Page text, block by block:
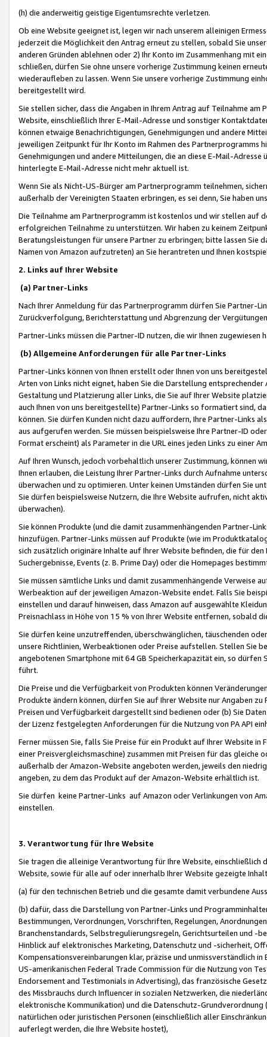
(h) die anderweitig geistige Eigentumsrechte verletzen.
Ob eine Website geeignet ist, legen wir nach unserem alleinigen
jederzeit die Möglichkeit den Antrag erneut zu stellen, sobald Sie
anderen Gründen ablehnen oder 2) Ihr Konto im Zusammenhang mit
schließen, dürfen Sie ohne unsere vorherige Zustimmung keinen
wiederaufleben zu lassen. Wenn Sie unsere vorherige Zustimmung
bereitgestellt wird.
Sie stellen sicher, dass die Angaben in Ihrem Antrag auf Teilnahme
Website, einschließlich Ihrer E-Mail-Adresse und sonstiger
können etwaige Benachrichtigungen, Genehmigungen und andere
jeweiligen Zeitpunkt für Ihr Konto im Rahmen des Partnerprogramms
Genehmigungen und andere Mitteilungen, die an diese E-Mail-
hinterlegte E-Mail-Adresse nicht mehr aktuell ist.
Wenn Sie als Nicht-US-Bürger am Partnerprogramm teilnehmen,
außerhalb der Vereinigten Staaten erbringen, es sei denn, Sie haben
Die Teilnahme am Partnerprogramm ist kostenlos und wir stellen auf
erfolgreichen Teilnahme zu unterstützen. Wir haben zu keinem
Beratungsleistungen für unsere Partner zu erbringen; bitte lassen Sie
Namen von Amazon aufzutreten) an Sie herantreten und Ihnen
2. Links auf Ihrer Website
(a) Partner-Links
Nach Ihrer Anmeldung für das Partnerprogramm dürfen Sie Partner-
Zurückverfolgung, Berichterstattung und Abgrenzung der
Partner-Links müssen die Partner-ID nutzen, die wir Ihnen zugewiesen
(b) Allgemeine Anforderungen für alle Partner-Links
Partner-Links können von Ihnen erstellt oder Ihnen von uns
Arten von Links nicht eignet, haben Sie die Darstellung
Gestaltung und Platzierung aller Links, die Sie auf Ihrer Website
auch Ihnen von uns bereitgestellte) Partner-Links so formatiert sind,
können. Sie dürfen Kunden nicht dazu auffordern, Ihre Partner-Links
aus aufgerufen werden. Sie müssen beispielsweise Ihre Partner-ID
Format erscheint) als Parameter in die URL eines jeden Links zu einer
Auf Ihren Wunsch, jedoch vorbehaltlich unserer Zustimmung, können
Ihnen erlauben, die Leistung Ihrer Partner-Links durch Aufnahme
überwachen und zu optimieren. Unter keinen Umständen dürfen Sie
Sie dürfen beispielsweise Nutzern, die Ihre Website aufrufen, nicht
überwachen).
Sie können Produkte (und die damit zusammenhängenden Partner-
hinzufügen. Partner-Links müssen auf Produkte (wie im
sich zusätzlich originäre Inhalte auf Ihrer Website befinden, die für
Suchergebnisse, Events (z. B. Prime Day) oder die Homepages
Sie müssen sämtliche Links und damit zusammenhängende
Werbeaktion auf der jeweiligen Amazon-Website endet. Falls Sie
einstellen und darauf hinweisen, dass Amazon auf ausgewählte
Preisnachlass in Höhe von 15 % von Ihrer Website entfernen, sobald
Sie dürfen keine unzutreffenden, überschwänglichen, täuschenden
unsere Richtlinien, Werbeaktionen oder Preise aufstellen. Stellen Sie
angebotenen Smartphone mit 64 GB Speicherkapazität ein, so dürfen
führt.
Die Preise und die Verfügbarkeit von Produkten können
Produkte ändern können, dürfen Sie auf Ihrer Website nur Angaben
Preisen und Verfügbarkeit dargestellt sind bedienen oder (b) Sie
der Lizenz festgelegten Anforderungen für die Nutzung von PA API
Ferner müssen Sie, falls Sie Preise für ein Produkt auf Ihrer Website
einer Preisvergleichsmaschine) zusammen mit Preisen für das
außerhalb der Amazon-Website angeboten werden, jeweils den
angeben, zu dem das Produkt auf der Amazon-Website erhältlich ist.
Sie dürfen keine Partner-Links auf Amazon oder Verlinkungen von
einstellen.
3. Verantwortung für Ihre Website
Sie tragen die alleinige Verantwortung für Ihre Website,
Website, sowie für alle auf oder innerhalb Ihrer Website gezeigte
(a) für den technischen Betrieb und die gesamte damit verbundene
(b) dafür, dass die Darstellung von Partner-Links und
Bestimmungen, Verordnungen, Vorschriften, Regelungen,
Branchenstandards, Selbstregulierungsregeln, Gerichtsurteilen und -
Hinblick auf elektronisches Marketing, Datenschutz und -sicherheit,
Kompensationsvereinbarungen klar, präzise und unmissverständlich
US-amerikanischen Federal Trade Commission für die Nutzung von
Endorsement and Testimonials in Advertising), das französische
des Missbrauchs durch Influencer in sozialen Netzwerken, die
elektronische Kommunikation) und die Datenschutz-
natürlichen oder juristischen Personen (einschließlich aller
auferlegt werden, die Ihre Website hostet),